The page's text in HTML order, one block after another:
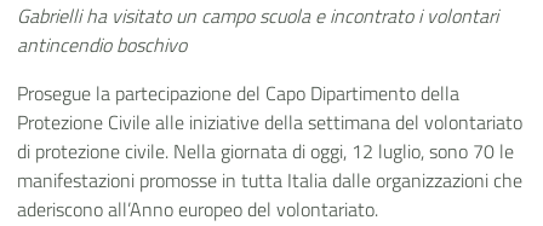
Gabrielli ha visitato un campo scuola e incontrato i volontari
antincendio boschivo
Prosegue la partecipazione del Capo Dipartimento della
Protezione Civile alle iniziative della settimana del volontariato
di protezione civile. Nella giornata di oggi, 12 luglio, sono 70 le
manifestazioni promosse in tutta Italia dalle organizzazioni che
aderiscono all’Anno europeo del volontariato.